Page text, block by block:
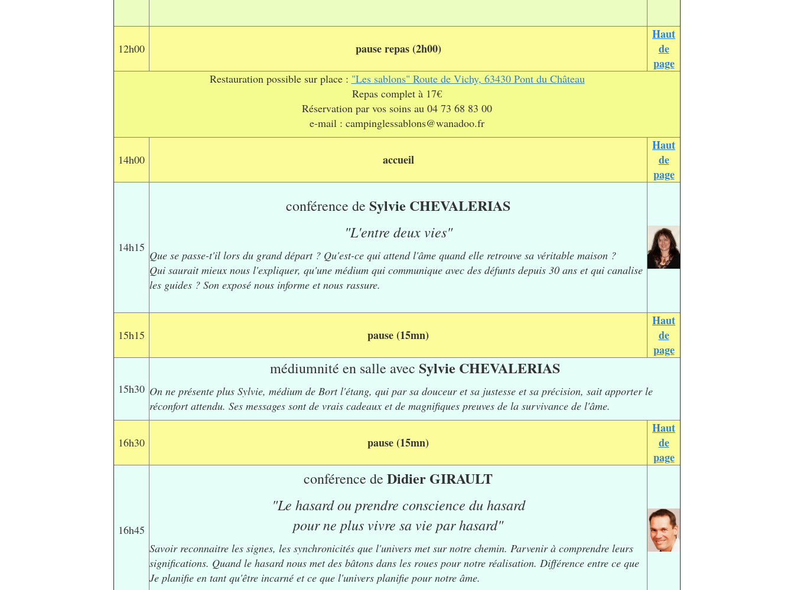
12h00 pause repas (2h00)
Haut
de
page
Restauration possible sur place : "Les sablons" Route de Vichy, 63430 Pont du Château
Repas complet à 17€
Réservation par vos soins au 04 73 68 83 00
e-mail : campinglessablons@wanadoo.fr
14h00 accueil
Haut
de
page
14h15
conférence de Sylvie CHEVALERIAS
"L'entre deux vies"
Que se passe-t'il lors du grand départ? Qu'est-ce qui attendl'âme quand elle retrouve sa véritable maison ?
Qui sauraitmieux nous l'expliquer, qu'une médium qui communique avec des défunts depuis 30 ans et qui canalise
les guides ? Son exposé nous informe et nous rassure.
15h15 pause (15mn)
Haut
de
page
15h30
médiumnité en salle avec Sylvie CHEVALERIAS
On ne présente plus Sylvie, médium de Bort l'étang, qui par sa douceur et sa justesse et sa précision, sait apporter le
réconfort attendu. Ses messages sont de vrais cadeaux et de magnifiques preuves de la survivance de l'âme.
16h30 pause (15mn)
Haut
de
page
16h45
conférence de Didier GIRAULT
"Le hasard ou prendre conscience du hasard
pour ne plus vivre sa vie par hasard"
Savoir reconnaitre les signes, les synchronicités que l'univers met sur notre chemin. Parvenir à comprendre leurs
significations. Quand le hasard nous met des bâtons dans les roues pour notre réalisation. Différence entre ce que
Je planifie en tant qu'être incarné et ce que l'univers planifie pour notre âme.